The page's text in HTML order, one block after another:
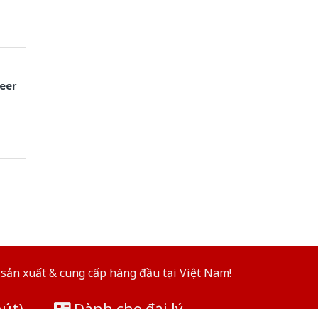
xuất & cung cấp hàng đầu tại Việt Nam!